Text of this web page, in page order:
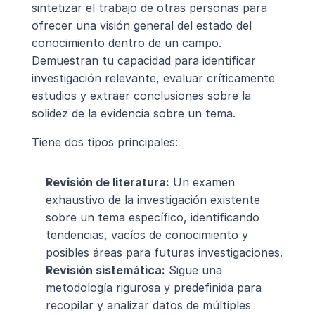
sintetizar el trabajo de otras personas para
ofrecer una visión general del estado del
conocimiento dentro de un campo.
Demuestran tu capacidad para identificar
investigación relevante, evaluar críticamente
estudios y extraer conclusiones sobre la
solidez de la evidencia sobre un tema.
Tiene dos tipos principales:
Revisión de literatura: Un examen
exhaustivo de la investigación existente
sobre un tema específico, identificando
tendencias, vacíos de conocimiento y
posibles áreas para futuras investigaciones.
Revisión sistemática: Sigue una
metodología rigurosa y predefinida para
recopilar y analizar datos de múltiples